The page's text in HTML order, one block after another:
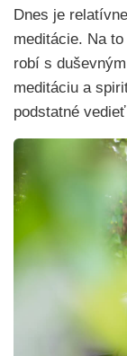
Dnes je
meditácie. Na
robí s
meditáciu a
podstatné